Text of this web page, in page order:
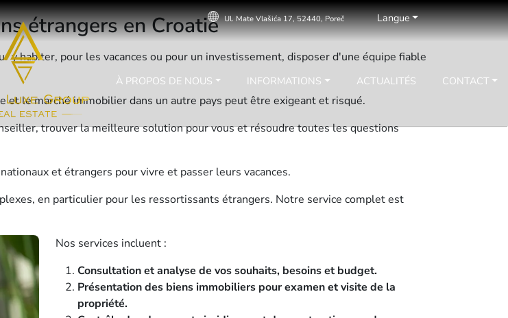
Ul. Mate Vlašića 17, 52440, Poreč Langue
À PROPOS DE NOUS INFORMATIONS ACTUALITÉS CONTACT
étrangers en Croatie
y habiter, pour les vacances ou pour un investissement, disposer d'une équipe fiable
le marché immobilier dans un autre pays peut être exigeant et risqué.
trouver la meilleure solution pour vous et résoudre toutes les questions
et étrangers pour vivre et passer leurs vacances.
en particulier pour les ressortissants étrangers. Notre service complet est
Nos services incluent :
Consultation et analyse de vos souhaits, besoins et budget.
Présentation des biens immobiliers pour examen et visite de la
propriété.